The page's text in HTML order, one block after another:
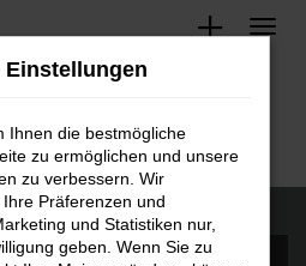
Fahrzeugsuche
Einstellungen
Ihnen die bestmögliche
zu ermöglichen und unsere
zu verbessern. Wir
Präferenzen und
und Statistiken nur,
geben. Wenn Sie zu